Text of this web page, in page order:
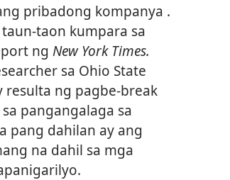
pribadong kompanya .
taon kumpara sa
ng New York Times.
sa Ohio State
resulta ng pagbe-break
pangangalaga sa
pang dahilan ay ang
na dahil sa mga